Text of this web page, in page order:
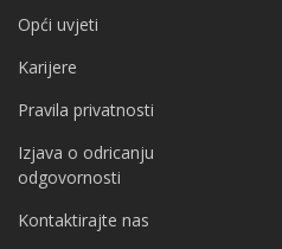
Opći uvjeti
Karijere
Pravila privatnosti
Izjava o odricanju
odgovornosti
Kontaktirajte nas